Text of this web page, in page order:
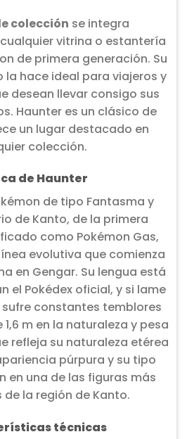
colección se integra
vitrina o estantería
de primera generación. Su
hace ideal para viajeros y
desean llevar consigo sus
Haunter es un clásico de
un lugar destacado en
colección.
de Haunter
de tipo Fantasma y
de Kanto, de la primera
como Pokémon Gas,
evolutiva que comienza
en Gengar. Su lengua está
el Pokédex oficial, y si lame
constantes temblores
m en la naturaleza y pesa
refleja su naturaleza etérea
púrpura y su tipo
en una de las figuras más
la región de Kanto.
técnicas